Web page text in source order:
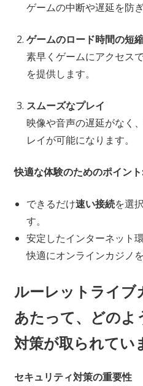
ゲームの中断や遅延を防ぎ
ゲームのロード時間の短
素早くゲームにアクセス
を提供します。
スムーズなプレイ
映像や音声の遅延がなく
レイが可能になります。
快適な体験のためのポイン
できるだけ速い接続を選
す。
安定したインターネット
快適にオンラインカジノ
ルーレットライブ
あたって、どのよ
対策が取られてい
セキュリティ対策の重要性